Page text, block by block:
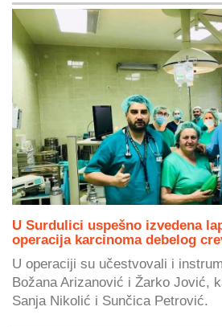
U Surdulici uspešno izvedena
operacija karcinoma debelog
U operaciji su učestvovali i
Božana Arizanović i Žarko Jović,
Sanja Nikolić i Sunčica Petrović.